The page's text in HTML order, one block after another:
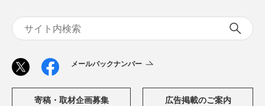
メールバックナンバー
寄稿・取材企画募集 広告掲載のご案内